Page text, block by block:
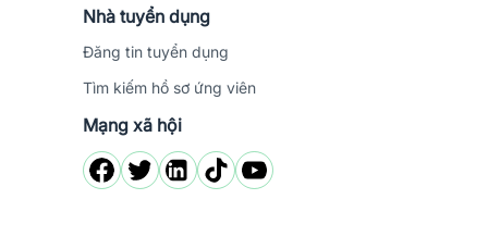
Nhà tuyển dụng
Đăng tin tuyển dụng
Tìm kiếm hồ sơ ứng viên
Mạng xã hội